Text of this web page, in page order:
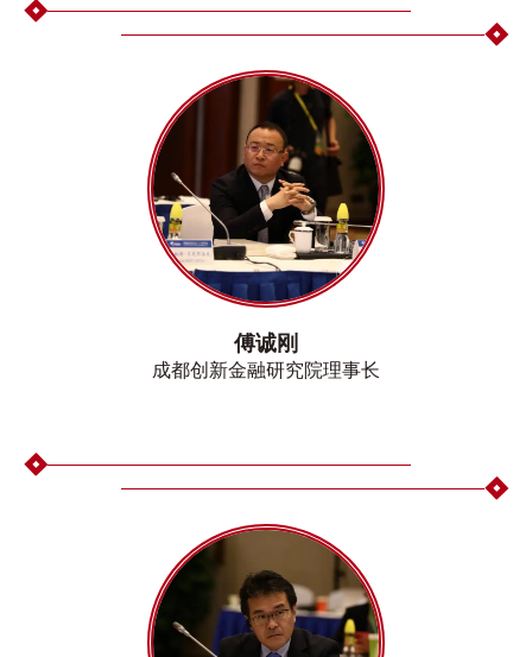
傅诚刚
成都创新金融研究院理事长